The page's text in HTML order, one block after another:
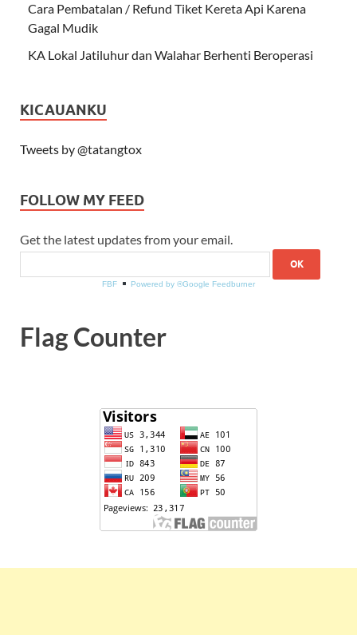
Cara Pembatalan / Refund Tiket Kereta Api Karena
Gagal Mudik
KA Lokal Jatiluhur dan Walahar Berhenti Beroperasi
KICAUANKU
Tweets by @tatangtox
FOLLOW MY FEED
Get the latest updates from your email.
FBF Powered by ®Google Feedburner
Flag Counter